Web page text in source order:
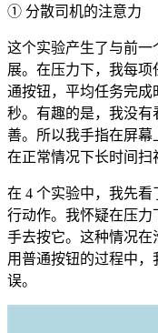
① 分散司机的注意力
这个实验产生了与前
展。在压力下，我每
通按钮，平均任务完成
秒。有趣的是，我没
善。所以我手指在屏
在正常情况下长时间扫
在 4 个实验中，我先
行动作。我怀疑在压
手去按它。这种情况
用普通按钮的过程中，
误。